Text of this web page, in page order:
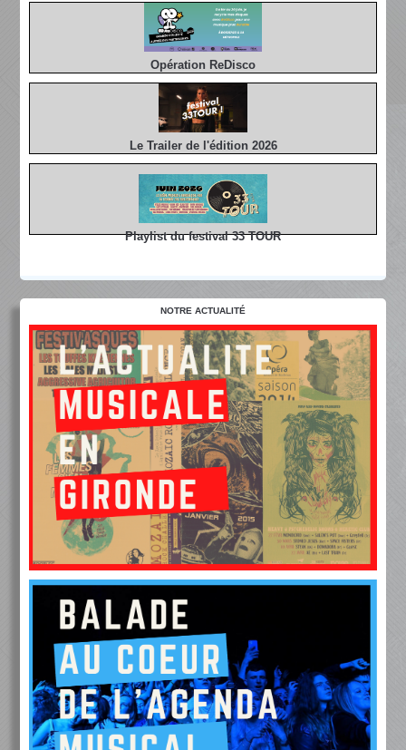
Opération ReDisco
Le Trailer de l'édition 2026
Playlist du festival 33 TOUR
NOTRE ACTUALITÉ